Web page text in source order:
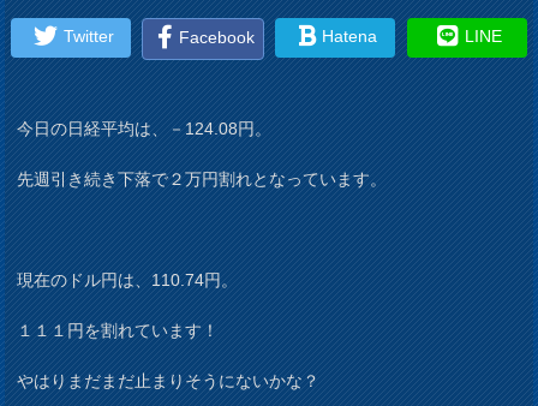
Twitter Facebook Hatena LINE
今日の日経平均は、－124.08円。
先週引き続き下落で２万円割れとなっています。
現在のドル円は、110.74円。
１１１円を割れています！
やはりまだまだ止まりそうにないかな？